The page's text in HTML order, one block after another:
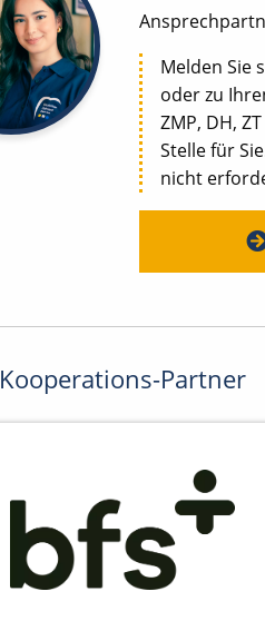
Melden Sie
oder zu
ZMP, DH,
Stelle für
nicht
Kooperations-Partner